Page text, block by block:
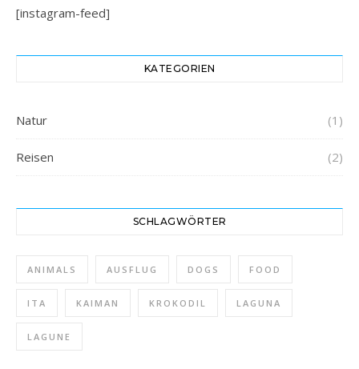
[instagram-feed]
KATEGORIEN
Natur (1)
Reisen (2)
SCHLAGWÖRTER
ANIMALS AUSFLUG DOGS FOOD
ITA KAIMAN KROKODIL LAGUNA
LAGUNE